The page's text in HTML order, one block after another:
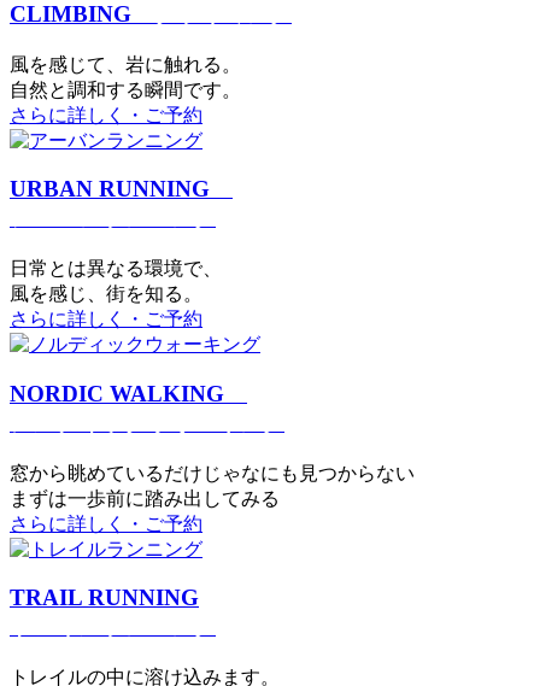
CLIMBING
⾵を感じて、岩に触れる。
⾃然と調和する瞬間です。
さらに詳しく・ご予約
URBAN RUNNING
日常とは異なる環境で、
風を感じ、街を知る。
さらに詳しく・ご予約
NORDIC WALKING
窓から眺めているだけじゃなにも見つからない
まずは一歩前に踏み出してみる
さらに詳しく・ご予約
TRAIL RUNNING
トレイルの中に溶け込みます。